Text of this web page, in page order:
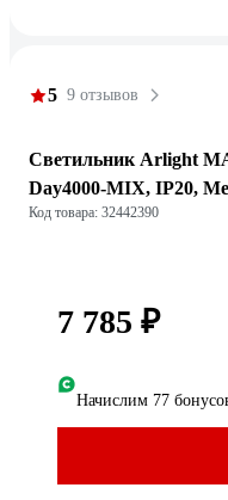
5 9 отзывов
Светильник Arlight
Day4000-MIX, IP20,
Код товара: 32442390
7 785 ₽
Начислим 77